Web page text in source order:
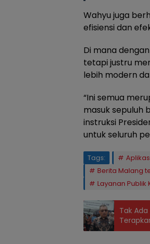
Wahyu juga
efisiensi dan
Di mana
tetapi justru
lebih modern
“Ini semua
masuk sepuluh
instruksi
untuk seluruh
Tags:
Berita Malang
Layanan Publik
Tak